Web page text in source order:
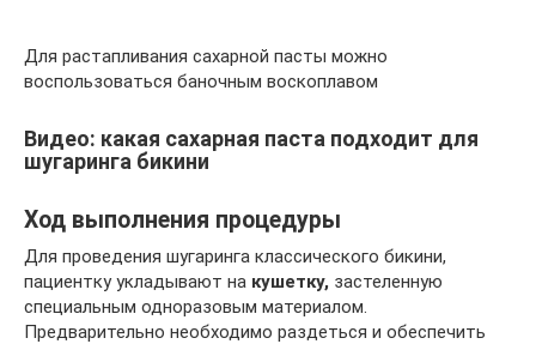
Для растапливания сахарной пасты можно
воспользоваться баночным воскоплавом
Видео: какая сахарная паста подходит для
шугаринга бикини
Ход выполнения процедуры
Для проведения шугаринга классического бикини,
пациентку укладывают на кушетку, застеленную
специальным одноразовым материалом.
Предварительно необходимо раздеться и обеспечить